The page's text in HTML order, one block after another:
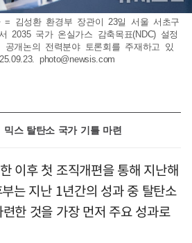
= 김성환 환경부 장관이 23일 서울 서초구
2035 국가 온실가스 감축목표(NDC) 설정
개논의 전력분야 토론회를 주재하고 있
photo@newsis.com
믹스 탈탄소 국가 기틀 마련
이후 첫 조직개편을 통해 지난해
는 지난 1년간의 성과 중 탈탄소
한 것을 가장 먼저 주요 성과로